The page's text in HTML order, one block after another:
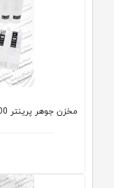
مخزن جوهر پرینتر Epson P600